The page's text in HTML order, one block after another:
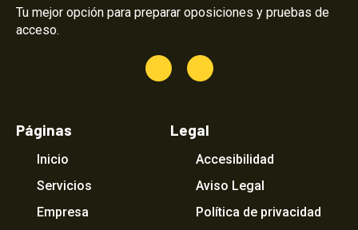
Tu mejor opción para preparar oposiciones y pruebas de
acceso.
Páginas
Inicio
Servicios
Empresa
Legal
Accesibilidad
Aviso Legal
Política de privacidad